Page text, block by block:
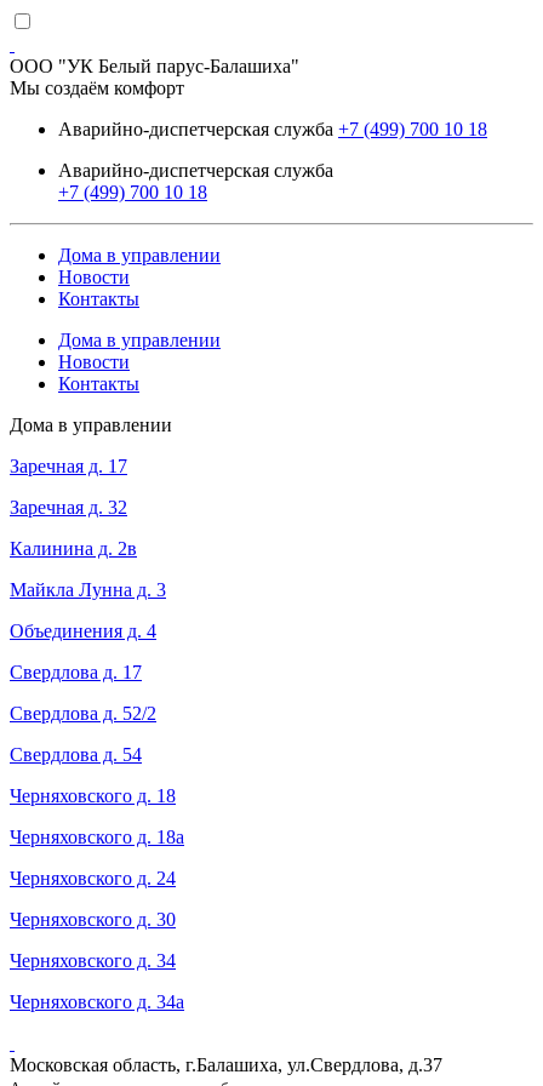
ООО "УК Белый парус-Балашиха"
Мы создаём комфорт
Аварийно-диспетчерская служба +7 (499) 700 10 18
Аварийно-диспетчерская служба
+7 (499) 700 10 18
Дома в управлении
Новости
Контакты
Дома в управлении
Новости
Контакты
Дома в управлении
Заречная д. 17
Заречная д. 32
Калинина д. 2в
Майкла Лунна д. 3
Объединения д. 4
Свердлова д. 17
Свердлова д. 52/2
Свердлова д. 54
Черняховского д. 18
Черняховского д. 18а
Черняховского д. 24
Черняховского д. 30
Черняховского д. 34
Черняховского д. 34а
Московская область, г.Балашиха, ул.Свердлова, д.37